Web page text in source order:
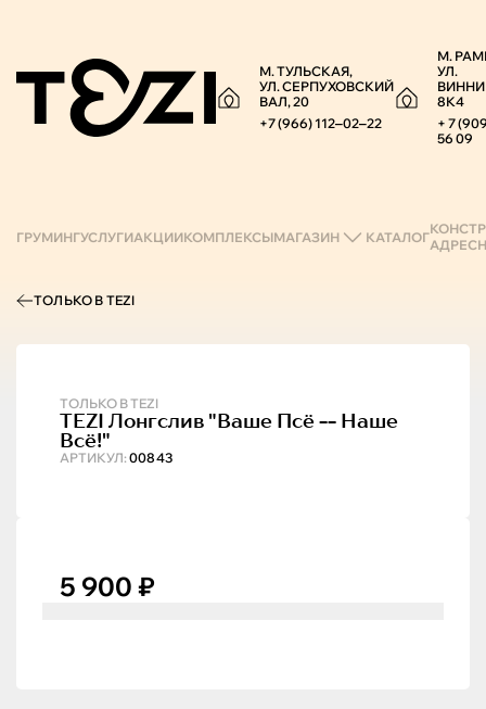
М. ТУЛЬСКАЯ,
УЛ. СЕРПУХОВСКИЙ
ВАЛ, 20
+7 (966) 112‒02‒22
М.
УЛ.
8К4
+ 7
56 09
ГРУМИНГУСЛУГИАКЦИИКОМПЛЕКСЫМАГАЗИН КАТАЛОГ
ТОЛЬКО В TEZI
ТОЛЬКО В TEZI
АРТИКУЛ: 00843
TEZI Лонгслив "ваше Псё -- Наше
Всё!"
5 900 ₽